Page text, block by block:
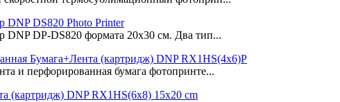
DNP DS820 Photo Printer
DNP DP-DS820 формата 20х30 см. Два тип...
Бумага+Лента (картридж) DNP RX1HS(4x6)P
и перфорированная бумага фотопринте...
(картридж) DNP RX1HS(6x8) 15x20 cm